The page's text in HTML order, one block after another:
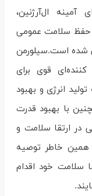
آمینه ال‌آرژنین،
حفظ سلامت عمومی
شده است.سیلورمن
قوی برای
انرژی و بهبود
با بهبود قدرت
در ارتقا سلامت و
همین خاطر توصیه
سلامت خود اقدام